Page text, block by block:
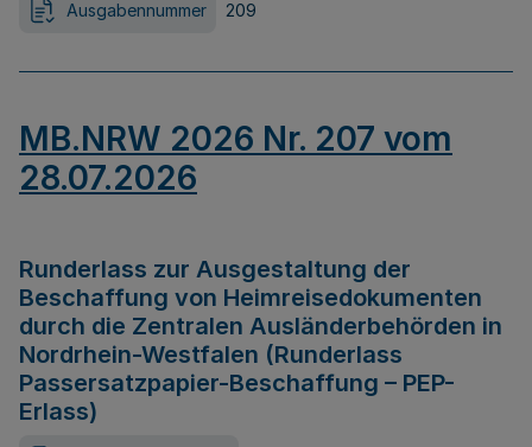
Ausgabennummer 209
MB.NRW 2026 Nr. 207 vom
28.07.2026
Runderlass zur Ausgestaltung der
Beschaffung von Heimreisedokumenten
durch die Zentralen Ausländerbehörden in
Nordrhein-Westfalen (Runderlass
Passersatzpapier-Beschaffung – PEP-
Erlass)